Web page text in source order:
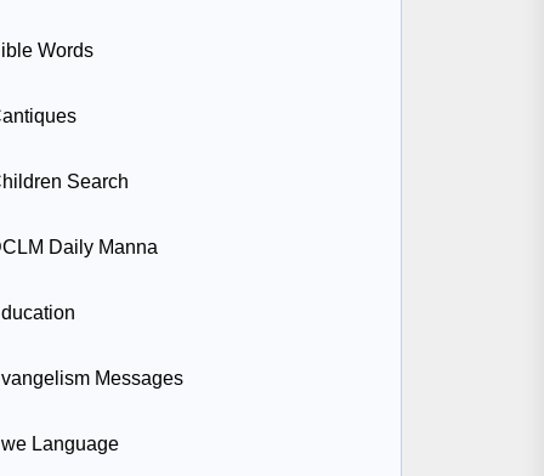
Words
Search
Daily Manna
Messages
Language